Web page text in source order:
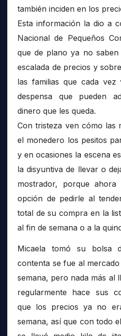
también inciden en los
Esta información la dio a
Nacional de Pequeños
que de plano ya no
escalada de precios y
las familias que cada
despensa que pueden
dinero que les queda.
Con tristeza ven cómo las
el monedero los pesitos
y en ocasiones la escena
la disyuntiva de llevar o
mostrador, porque
opción de pedirle al
total de su compra en la
al fin de semana o a la
Micaela tomó su bolsa
contenta se fue al
semana, pero nada más al
regularmente hace sus
que los precios ya no
semana, así que con todo